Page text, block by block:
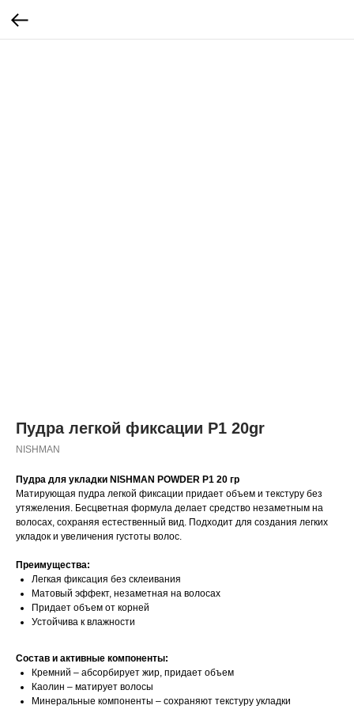
Пудра легкой фиксации P1 20gr
NISHMAN
Пудра для укладки NISHMAN POWDER P1 20 гр
Матирующая пудра легкой фиксации придает объем и текстуру без
утяжеления. Бесцветная формула делает средство незаметным на
волосах, сохраняя естественный вид. Подходит для создания легких
укладок и увеличения густоты волос.
Преимущества:
Легкая фиксация без склеивания
Матовый эффект, незаметная на волосах
Придает объем от корней
Устойчива к влажности
Состав и активные компоненты:
Кремний – абсорбирует жир, придает объем
Каолин – матирует волосы
Минеральные компоненты – сохраняют текстуру укладки